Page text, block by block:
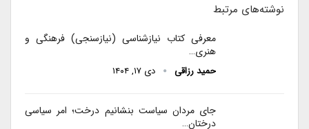
نوشته‌های مرتبط
معرفی کتاب نیازشناسی (نیازسنجی) فرهنگی و
هنری…
حمید رزاقی دی ۱۷, ۱۴۰۴
جای مردان سیاست بنشانیم درخت؛ امر سیاسی
درختان…